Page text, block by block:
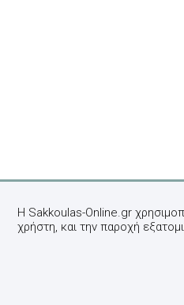
Η Sakkoulas-Online.gr
χρήστη, και την παροχή